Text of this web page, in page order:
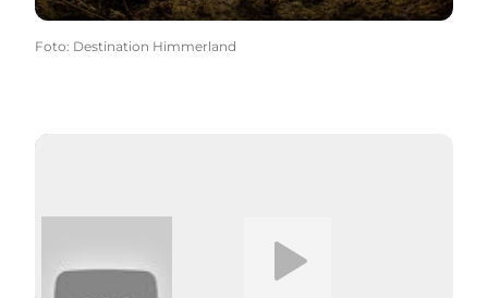
Foto: Destination Himmerland